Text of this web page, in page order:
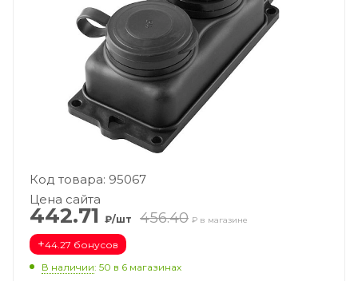
Код товара: 95067
Цена сайта
442.71 ₽/шт 456.40 ₽ в магазине
+44.27 бонусов
В наличии: 50 в 6 магазинах